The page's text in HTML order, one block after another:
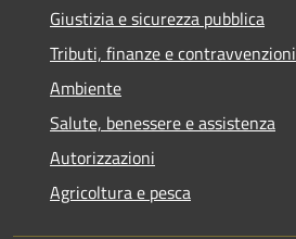
Giustizia e sicurezza pubblica
Tributi, finanze e contravvenzioni
Ambiente
Salute, benessere e assistenza
Autorizzazioni
Agricoltura e pesca